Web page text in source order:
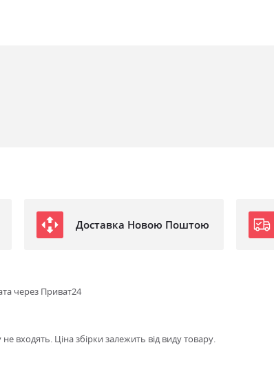
Доставка Новою Поштою
через Приват24
входять. Ціна збірки залежить від виду товару.